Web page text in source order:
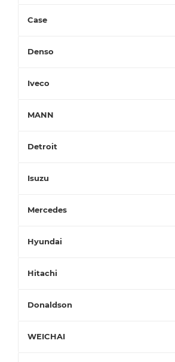
Case
Denso
Iveco
MANN
Detroit
Isuzu
Mercedes
Hyundai
Hitachi
Donaldson
WEICHAI